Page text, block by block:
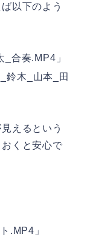
以下のよう
_合奏.MP4」
鈴木_山本_田
えるという
くと安心で
.MP4」